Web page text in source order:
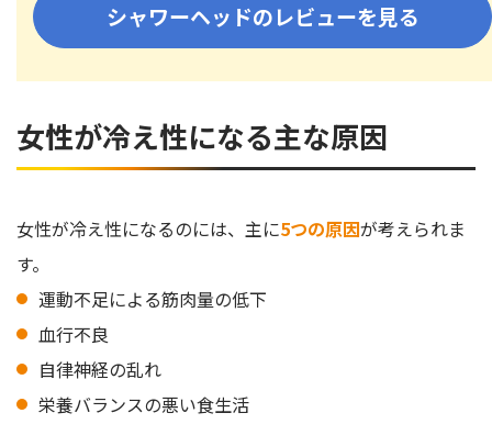
シャワーヘッドのレビューを見る
女性が冷え性になる主な原因
女性が冷え性になるのには、主に5つの原因が考えられま
す。
運動不足による筋肉量の低下
血行不良
自律神経の乱れ
栄養バランスの悪い食生活